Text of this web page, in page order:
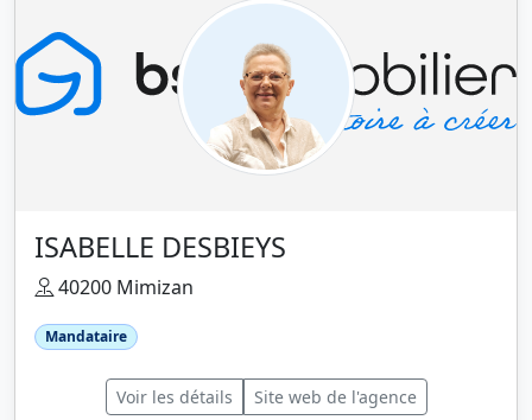
ISABELLE DESBIEYS
40200 Mimizan
Mandataire
Voir les détails Site web de l'agence